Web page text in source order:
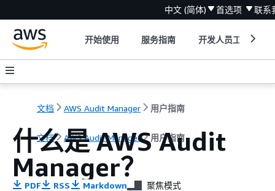
中文 (简体) 首选项 联系
开始使用 服务指南 开发人员工具
文档 AWS Audit Manager 用户指南
文档 AWS Audit Manager 用户指南
什么是 AWS Audit
Manager？
PDF RSS Markdown 聚焦模式